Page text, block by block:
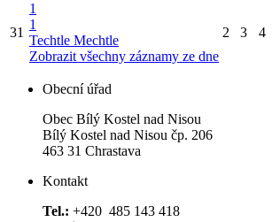
31
1
1
Techtle Mechtle
Zobrazit všechny záznamy ze dne
2 3 4
Obecní úřad
Obec Bílý Kostel nad Nisou
Bílý Kostel nad Nisou čp. 206
463 31 Chrastava
Kontakt
Tel.: +420 485 143 418